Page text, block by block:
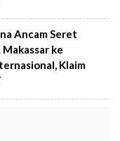
Ancam Seret
Makassar ke
Klaim